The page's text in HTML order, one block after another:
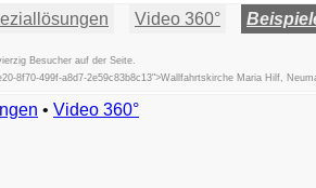
Video 360°
Besucher auf der Seite.
8f70-499f-a8d7-2e59c83b8c13">Wallfahrtskirche Maria Hilf,
• Video 360°